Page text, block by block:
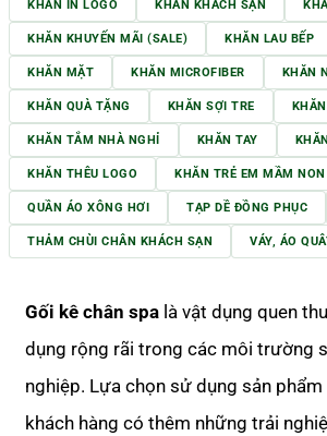
KHĂN IN LOGO KHĂN KHÁCH SẠN
KHĂN KHUYẾN MÃI (SALE) KHĂN LAU BẾP
KHĂN MẶT KHĂN MICROFIBER KHĂN
KHĂN QUÀ TẶNG KHĂN SỢI TRE
KHĂN TẮM NHÀ NGHỈ KHĂN TAY
KHĂN THÊU LOGO KHĂN TRẺ EM MẦM NON
QUẦN ÁO XÔNG HƠI TẠP DỀ ĐỒNG PHỤC
THẢM CHÙI CHÂN KHÁCH SẠN VÁY, ÁO
Gối kê chân spa là vật dụng quen
dụng rộng rãi trong các môi trường
nghiệp. Lựa chọn sử dụng sản phẩm
khách hàng có thêm những trải